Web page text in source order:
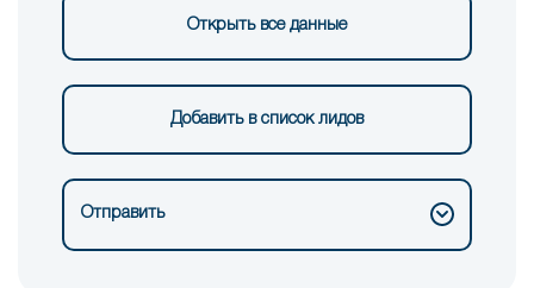
Открыть все данные
Добавить в список лидов
Отправить